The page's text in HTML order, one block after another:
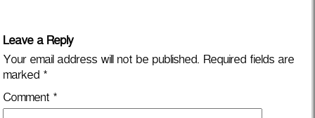
Leave a Reply
Your email address will not be published. Required fields are
marked *
Comment *